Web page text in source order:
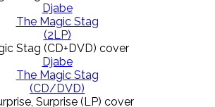
Djabe
The Magic Stag
(2LP)
Djabe
The Magic Stag
(CD/DVD)